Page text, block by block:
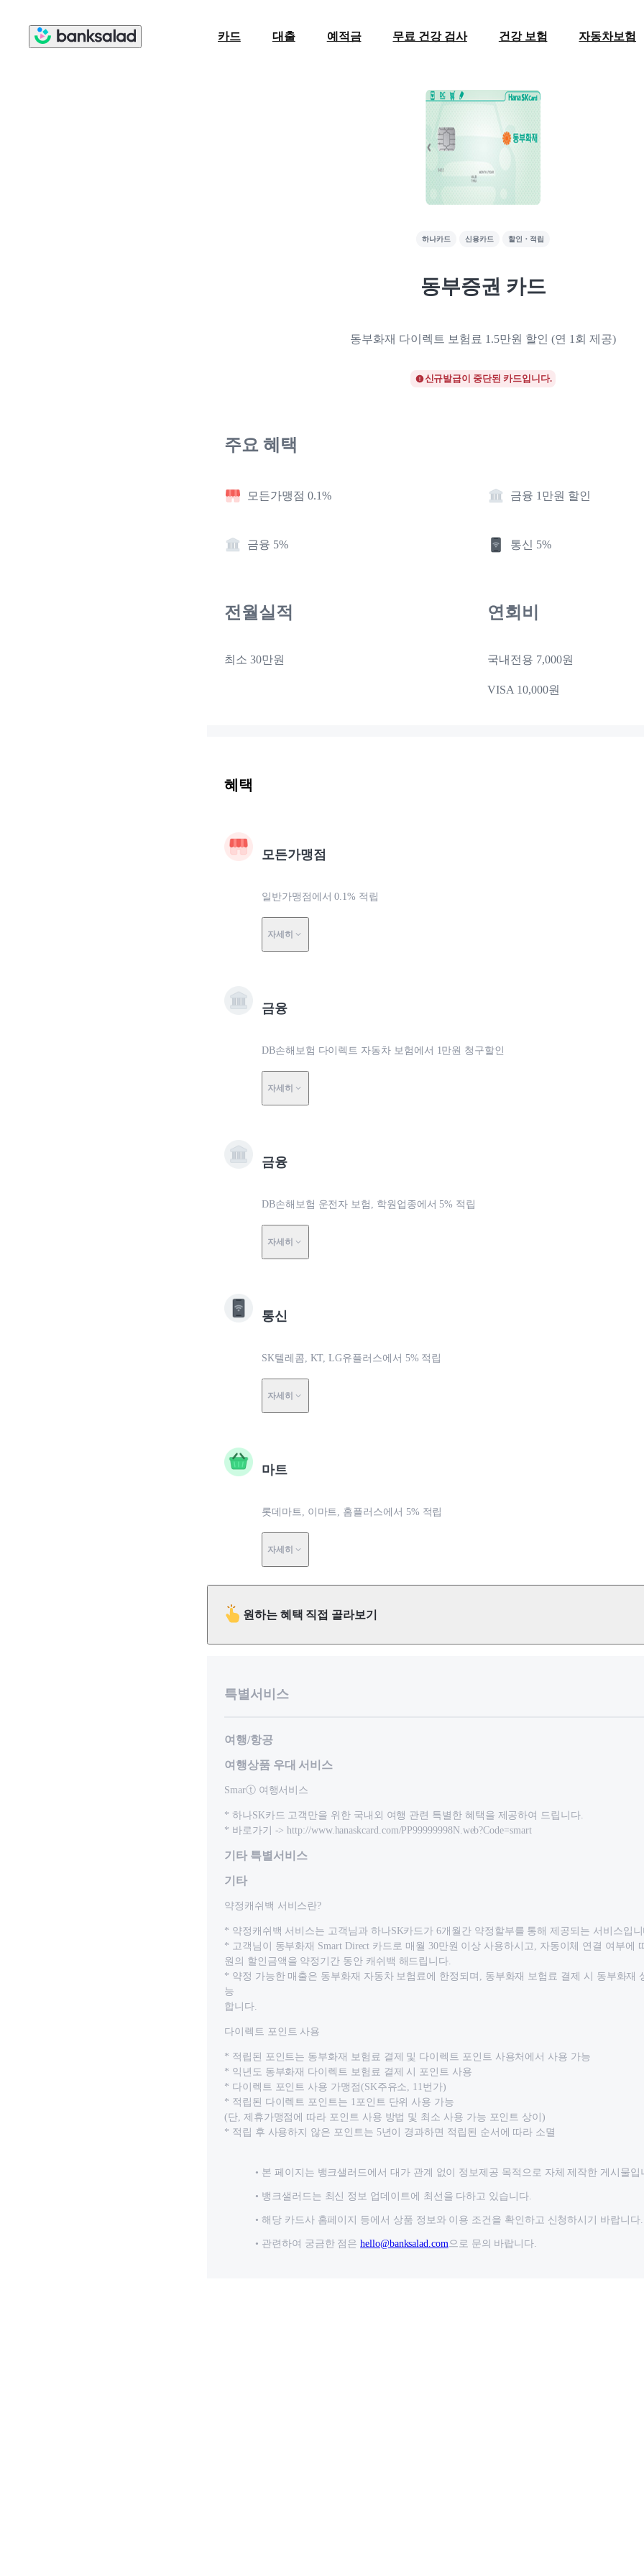
카드 대출 예적금 무료 건강 검사 건강 보험 자동차보험
하나카드 신용카드 할인・적립
동부증권 카드
동부화재 다이렉트 보험료 1.5만원 할인 (연 1회 제공)
신규발급이 중단된 카드입니다.
주요 혜택
모든가맹점 0.1% 금융 1만원 할인
금융 5% 통신 5%
전월실적
최소 30만원
연회비
국내전용 7,000원
VISA 10,000원
혜택
모든가맹점
일반가맹점에서 0.1% 적립
자세히
금융
DB손해보험 다이렉트 자동차 보험에서 1만원 청구할인
자세히
금융
DB손해보험 운전자 보험, 학원업종에서 5% 적립
자세히
통신
SK텔레콤, KT, LG유플러스에서 5% 적립
자세히
마트
롯데마트, 이마트, 홈플러스에서 5% 적립
자세히
원하는 혜택 직접 골라보기
특별서비스
여행/항공
여행상품 우대 서비스
Smarⓣ 여행서비스
* 하나SK카드 고객만을 위한 국내외 여행 관련 특별한 혜택을 제공하여 드립니다.
* 바로가기 -> http://www.hanaskcard.com/PP99999998N.web?Code=smart
기타 특별서비스
기타
약정캐쉬백 서비스란?
* 약정캐쉬백 서비스는 고객님과 하나SK카드가 6개월간 약정할부를 통해 제공되는 서비스입
* 고객님이 동부화재 Smart Direct 카드로 매월 30만원 이상 사용하시고, 자동이체 연결 여부에
원의 할인금액을 약정기간 동안 캐쉬백 해드립니다.
* 약정 가능한 매출은 동부화재 자동차 보험료에 한정되며, 동부화재 보험료 결제 시 동부화재
능
합니다.
다이렉트 포인트 사용
* 적립된 포인트는 동부화재 보험료 결제 및 다이렉트 포인트 사용처에서 사용 가능
* 익년도 동부화재 다이렉트 보험료 결제 시 포인트 사용
* 다이렉트 포인트 사용 가맹점(SK주유소, 11번가)
* 적립된 다이렉트 포인트는 1포인트 단위 사용 가능
(단, 제휴가맹점에 따라 포인트 사용 방법 및 최소 사용 가능 포인트 상이)
* 적립 후 사용하지 않은 포인트는 5년이 경과하면 적립된 순서에 따라 소멸
본 페이지는 뱅크샐러드에서 대가 관계 없이 정보제공 목적으로 자체 제작한 게시물입
뱅크샐러드는 최신 정보 업데이트에 최선을 다하고 있습니다.
해당 카드사 홈페이지 등에서 상품 정보와 이용 조건을 확인하고 신청하시기 바랍니다.
관련하여 궁금한 점은 hello@banksalad.com으로 문의 바랍니다.